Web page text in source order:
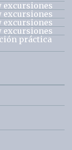
excursiones
excursiones
excursiones
excursiones
práctica